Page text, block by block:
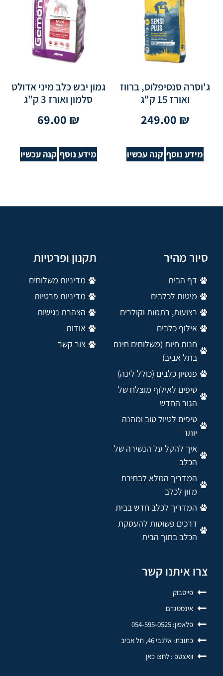
ג'וסרה סנסיפלוס, ברווז
ואורז 15 ק"ג
249.00 ₪
מידע נוסף קנה עכשיו
גמון יבש כלב מיני אדולט
סלמון ואורז 3 ק"ג
69.00 ₪
מידע נוסף קנה עכשיו
סיור מהיר
דף הבית
מיטות לכלבים
רצועות, רתמות וקולרים
אילוף כלבים
חנות חיות (משלוחים חינם
בתל אביב)
פנסיון כלבים (כולל לינה)
טיפים לאילוף מוצלח של
הגור החדש
טיפים לטיול טוב ומהנה
יותר
איך להקל על הנשירה של
הכלב
המדריך המלא לבחירת
מזון לכלב
המדריך לכלב חדש בבית
דרכים פשוטות להעסקת
הכלב בתוך הבית
תקנון ופרטיות
מדיניות משלוחים
מדיניות פרטיות
הצהרת נגישות
אודות
צור קשר
צרו איתנו קשר
פייסבוק
אינסטגרם
פלאפון: 054-595-0525
כתובת: אלנבי 46, תל אביב
וואצטפ : לחצו כאן